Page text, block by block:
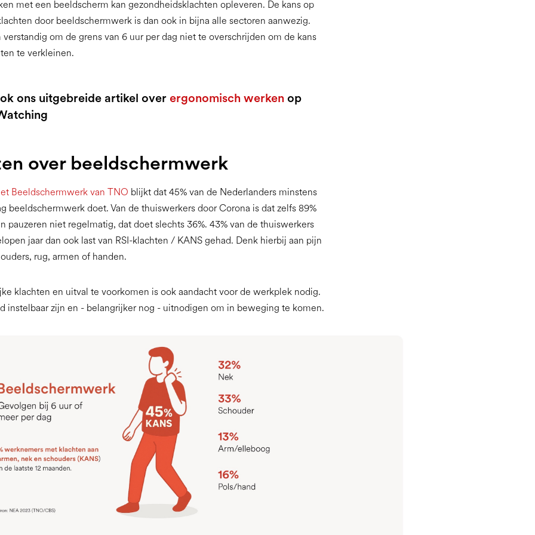
met een beeldscherm kan gezondheidsklachten opleveren. De kans op
door beeldschermwerk is dan ook in bijna alle sectoren aanwezig.
verstandig om de grens van 6 uur per dag niet te overschrijden om de kans
te verkleinen.
ons uitgebreide artikel over ergonomisch werken op
over beeldschermwerk
Beeldschermwerk van TNO blijkt dat 45% van de Nederlanders minstens
beeldschermwerk doet. Van de thuiswerkers door Corona is dat zelfs 89%
pauzeren niet regelmatig, dat doet slechts 36%. 43% van de thuiswerkers
jaar dan ook last van RSI-klachten / KANS gehad. Denk hierbij aan pijn
rug, armen of handen.
klachten en uitval te voorkomen is ook aandacht voor de werkplek nodig.
instelbaar zijn en - belangrijker nog - uitnodigen om in beweging te komen.